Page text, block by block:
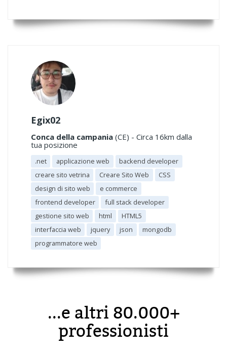
Egix02
Conca della campania (CE) - Circa 16km dalla
tua posizione
.net applicazione web
backend developer
creare sito vetrina
Creare Sito Web
CSS
design di sito web
e commerce
frontend developer
full stack developer
gestione sito web
html
HTML5
interfaccia web
jquery json
mongodb
programmatore web
...e altri 80.000+
professionisti